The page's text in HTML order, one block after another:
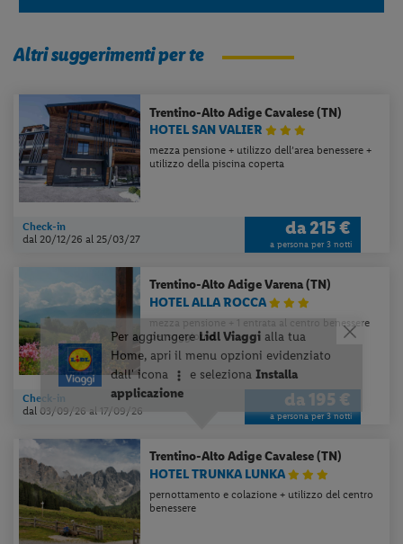
Altri suggerimenti per te
Trentino-Alto AdigeCavalese (TN)
HOTEL SAN VALIER
mezza pensione + utilizzo dell’area benessere +
utilizzo della piscina coperta
Check-in
dal 20/12/26al 25/03/27
da215 €
a persona per 3 notti
Trentino-Alto AdigeVarena (TN)
HOTEL ALLA ROCCA
mezza pensione + 1 entrata al centro benessere
per soggiorno
Check-in
dal 03/09/26 al 17/09/26
da 195 €
a persona per 3 notti
Trentino-Alto AdigeCavalese (TN)
HOTEL TRUNKA LUNKA
pernottamento e colazione + utilizzo del centro
benessere